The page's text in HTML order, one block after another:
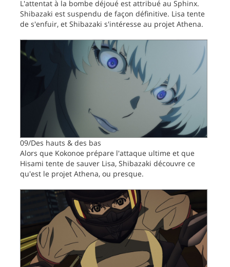
L'attentat à la bombe déjoué est attribué au Sphinx.
Shibazaki est suspendu de façon définitive. Lisa tente
de s'enfuir, et Shibazaki s'intéresse au projet Athena.
09/Des hauts & des bas
Alors que Kokonoe prépare l'attaque ultime et que
Hisami tente de sauver Lisa, Shibazaki découvre ce
qu'est le projet Athena, ou presque.